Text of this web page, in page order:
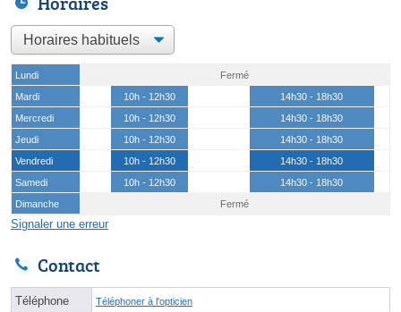
Lundi
Fermé
Mardi
10h - 12h30
14h30 - 18h30
Mercredi
10h - 12h30
14h30 - 18h30
Jeudi
10h - 12h30
14h30 - 18h30
Vendredi
10h - 12h30
14h30 - 18h30
Samedi
10h - 12h30
14h30 - 18h30
Dimanche
Fermé
Signaler une erreur
Contact
Téléphone Téléphoner à l'opticien